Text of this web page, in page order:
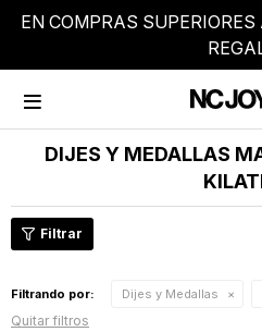
EN COMPRAS

DIJES Y MEDALLAS
Filtrando por: Dijes y Medallas
Quitar filtros